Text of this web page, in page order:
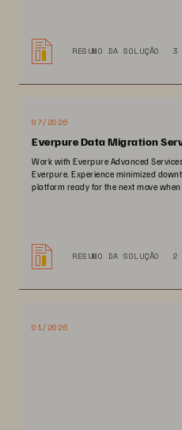
RESUMO DA SOLUÇÃO 3
07/2026
Everpure Data Migration
Work with Everpure Advanced
Everpure. Experience minimized
platform ready for the next move when
RESUMO DA SOLUÇÃO 2
01/2026